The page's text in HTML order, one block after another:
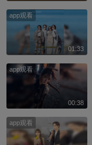
app观看
01:33
app观看
00:38
app观看